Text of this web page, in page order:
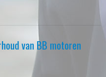
van BB motoren